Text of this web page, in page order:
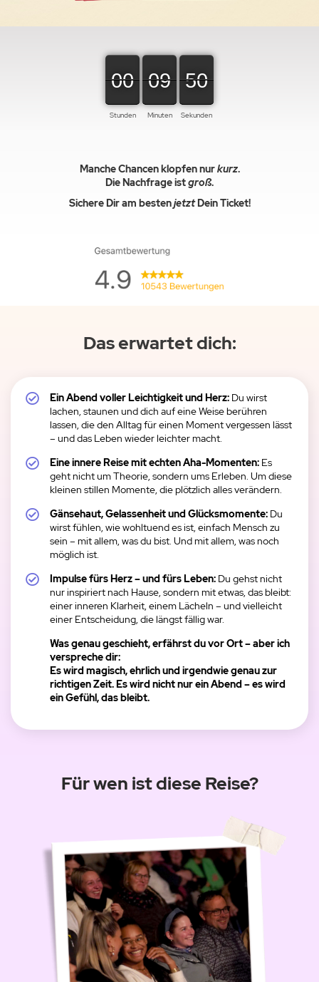
00
00
00
Stunden
09
09
09
Minuten
49
49
50
Sekunden
Manche Chancen klopfen nurkurz.
Die Nachfrage istgroß.
Sichere Dir am bestenjetztDein Ticket!
Das erwartet dich:
Ein Abend voller Leichtigkeit und Herz: Du wirst
lachen, staunen und dich auf eine Weise berühren
lassen, die den Alltag für einen Moment vergessen lässt
– und das Leben wieder leichter macht.
Eine innere Reise mit echten Aha-Momenten: Es
geht nicht um Theorie, sondern ums Erleben. Um diese
kleinen stillen Momente, die plötzlich alles verändern.
Gänsehaut, Gelassenheit und Glücksmomente: Du
wirst fühlen, wie wohltuend es ist, einfach Mensch zu
sein – mit allem, was du bist. Und mit allem, was noch
möglich ist.
Impulse fürs Herz – und fürs Leben: Du gehst nicht
nur inspiriert nach Hause, sondern mit etwas, das bleibt:
einer inneren Klarheit, einem Lächeln – und vielleicht
einer Entscheidung, die längst fällig war.
Was genau geschieht, erfährst du vor Ort – aber ich
verspreche dir:
Es wird magisch, ehrlich und irgendwie genau zur
richtigen Zeit. Es wird nicht nur ein Abend – es wird
ein Gefühl, das bleibt.
Für wen ist diese Reise?